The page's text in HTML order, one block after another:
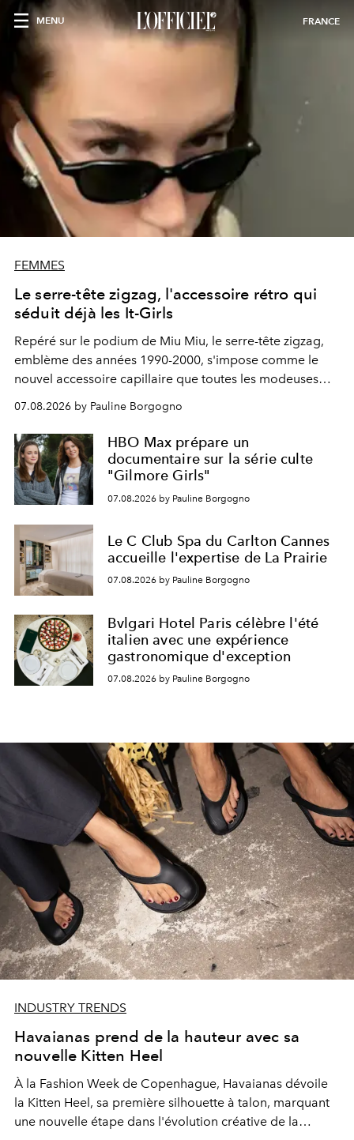
MENU FRANCE
FEMMES
Le serre-tête zigzag, l'accessoire rétro qui
séduit déjà les It-Girls
Repéré sur le podium de Miu Miu, le serre-tête zigzag,
emblème des années 1990-2000, s'impose comme le
nouvel accessoire capillaire que toutes les modeuses
s'arrachent déjà.
07.08.2026 by Pauline Borgogno
HBO Max prépare un
documentaire sur la série culte
"Gilmore Girls"
07.08.2026 by Pauline Borgogno
Le C Club Spa du Carlton Cannes
accueille l'expertise de La Prairie
07.08.2026 by Pauline Borgogno
Bvlgari Hotel Paris célèbre l'été
italien avec une expérience
gastronomique d'exception
07.08.2026 by Pauline Borgogno
INDUSTRY TRENDS
Havaianas prend de la hauteur avec sa
nouvelle Kitten Heel
À la Fashion Week de Copenhague, Havaianas dévoile
la Kitten Heel, sa première silhouette à talon, marquant
une nouvelle étape dans l'évolution créative de la